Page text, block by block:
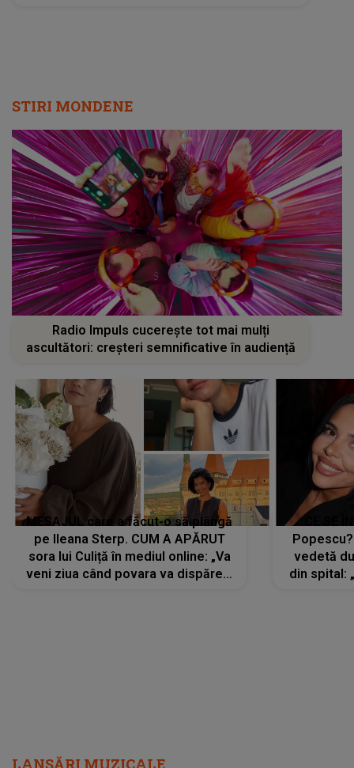
STIRI MONDENE
Radio Impuls cucerește tot mai mulți
ascultători: creșteri semnificative în audiență
MESAJUL care a făcut-o să plângă
pe Ileana Sterp. CUM A APĂRUT
sora lui Culiță în mediul online: „Va
veni ziua când povara va dispărea,
vedetă
din spital:
LANSĂRI MUZICALE